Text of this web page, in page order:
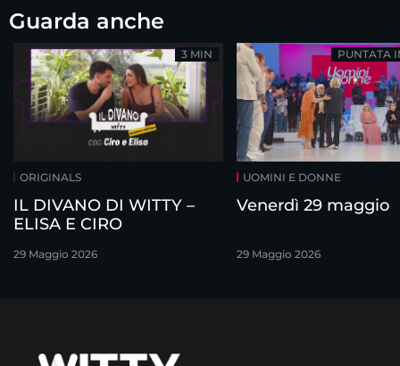
Guarda anche
ORIGINALS
IL DIVANO DI WITTY –
ELISA E CIRO
29 Maggio 2026
3 MIN
UOMINI E DONNE
Venerdì 29 maggio
29 Maggio 2026
PUNTATA